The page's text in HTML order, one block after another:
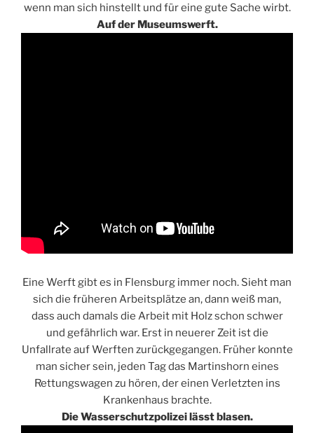
wenn man sich hinstellt und für eine gute Sache wirbt.
Auf der Museumswerft.
Eine Werft gibt es in Flensburg immer noch. Sieht man
sich die früheren Arbeitsplätze an, dann weiß man,
dass auch damals die Arbeit mit Holz schon schwer
und gefährlich war. Erst in neuerer Zeit ist die
Unfallrate auf Werften zurückgegangen. Früher konnte
man sicher sein, jeden Tag das Martinshorn eines
Rettungswagen zu hören, der einen Verletzten ins
Krankenhaus brachte.
Die Wasserschutzpolizei lässt blasen.